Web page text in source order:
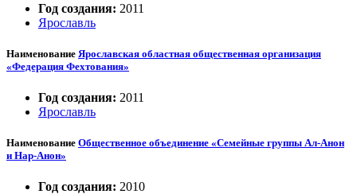
Год создания: 2011
Ярославль
Наименование Ярославская областная общественная организация
«Федерация Фехтования»
Год создания: 2011
Ярославль
Наименование Общественное объединение «Семейные группы Ал-Анон
и Нар-Анон»
Год создания: 2010